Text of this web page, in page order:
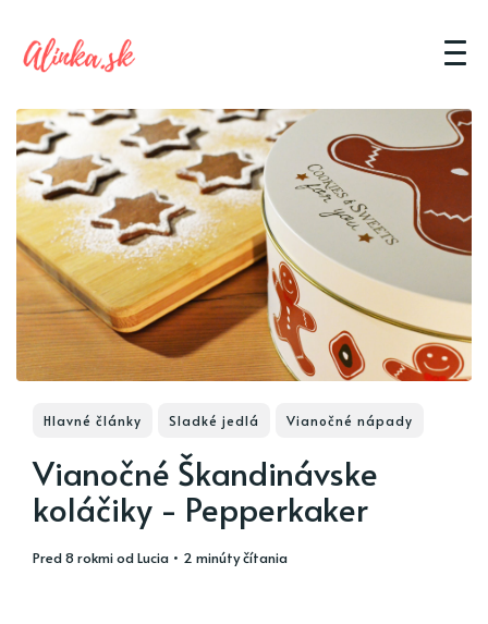
Hlavné články Sladké jedlá Vianočné nápady
Vianočné Škandinávske
koláčiky - Pepperkaker
pred 8 rokmiodLucia • 2 minúty čítania